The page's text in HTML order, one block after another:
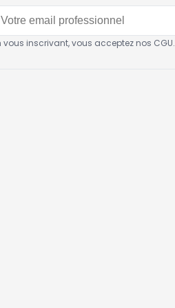
vous inscrivant, vous acceptez nos CGU.